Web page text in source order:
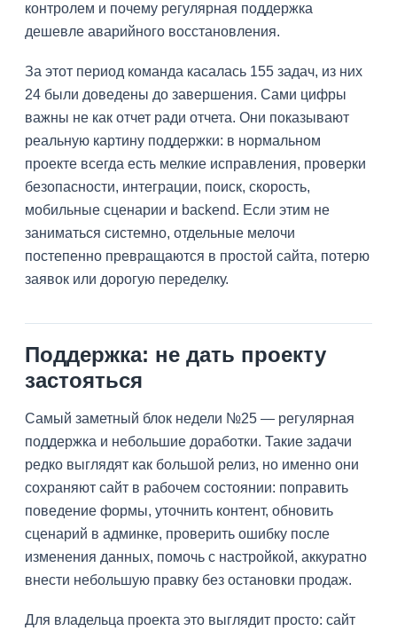
контролем и почему регулярная поддержка
дешевле аварийного восстановления.
За этот период команда касалась 155 задач, из них
24 были доведены до завершения. Сами цифры
важны не как отчет ради отчета. Они показывают
реальную картину поддержки: в нормальном
проекте всегда есть мелкие исправления, проверки
безопасности, интеграции, поиск, скорость,
мобильные сценарии и backend. Если этим не
заниматься системно, отдельные мелочи
постепенно превращаются в простой сайта, потерю
заявок или дорогую переделку.
Поддержка: не дать проекту
застояться
Самый заметный блок недели №25 — регулярная
поддержка и небольшие доработки. Такие задачи
редко выглядят как большой релиз, но именно они
сохраняют сайт в рабочем состоянии: поправить
поведение формы, уточнить контент, обновить
сценарий в админке, проверить ошибку после
изменения данных, помочь с настройкой, аккуратно
внести небольшую правку без остановки продаж.
Для владельца проекта это выглядит просто: сайт